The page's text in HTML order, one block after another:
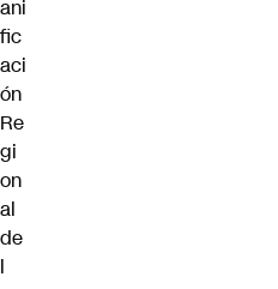
ani
fic
aci
ón
Re
gi
on
al
de
l